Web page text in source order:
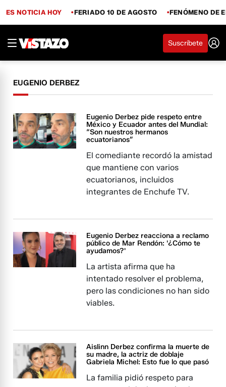
ES NOTICIA HOY FERIADO 10 DE AGOSTO FENÓMENO DE
Suscríbete
EUGENIO DERBEZ
Eugenio Derbez pide respeto entre
México y Ecuador antes del Mundial:
“Son nuestros hermanos
ecuatorianos”
El comediante recordó la amistad
que mantiene con varios
ecuatorianos, incluidos
integrantes de Enchufe TV.
Eugenio Derbez reacciona a reclamo
público de Mar Rendón: '¿Cómo te
ayudamos?'
La artista afirma que ha
intentado resolver el problema,
pero las condiciones no han sido
viables.
Aislinn Derbez confirma la muerte de
su madre, la actriz de doblaje
Gabriela Michel: Esto fue lo que pasó
La familia pidió respeto para